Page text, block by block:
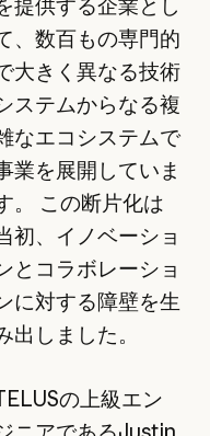
提供する企業とし
、数百もの専門的
大きく異なる技術
ステムからなる複
なエコシステムで
業を展開していま
。 この断片化は
初、イノベーショ
とコラボレーショ
に対する障壁を生
出しました。
の上級エン